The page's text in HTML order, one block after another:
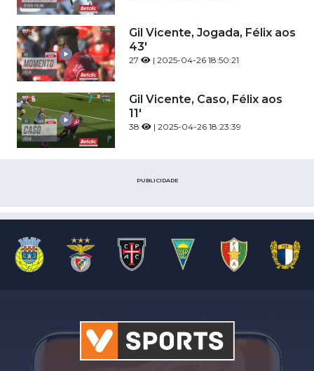
Gil Vicente, Jogada, Félix aos
43'
27 | 2025-04-26 18:50:21
Gil Vicente, Caso, Félix aos
11'
38 | 2025-04-26 18:23:39
PUBLICIDADE